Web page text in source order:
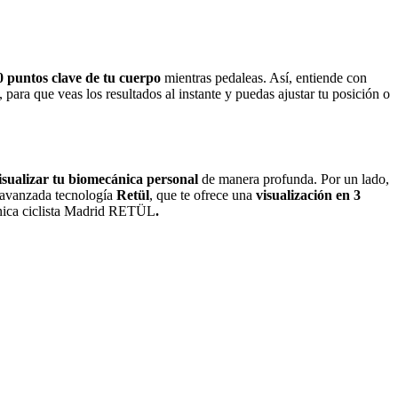
puntos clave de tu cuerpo mientras pedaleas. Así, entiende con
, para que veas los resultados al instante y puedas ajustar tu posición o
tu biomecánica personal de manera profunda. Por un lado,
tecnología Retül, que te ofrece una visualización en 3
ciclista Madrid RETÜL.